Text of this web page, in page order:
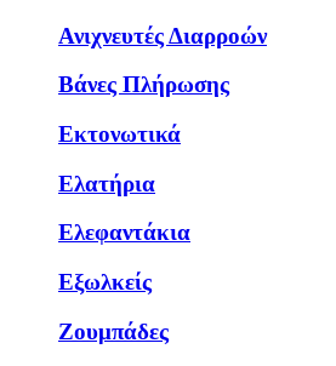
Ανιχνευτές Διαρροών
Βάνες Πλήρωσης
Εκτονωτικά
Ελατήρια
Ελεφαντάκια
Εξωλκείς
Ζουμπάδες